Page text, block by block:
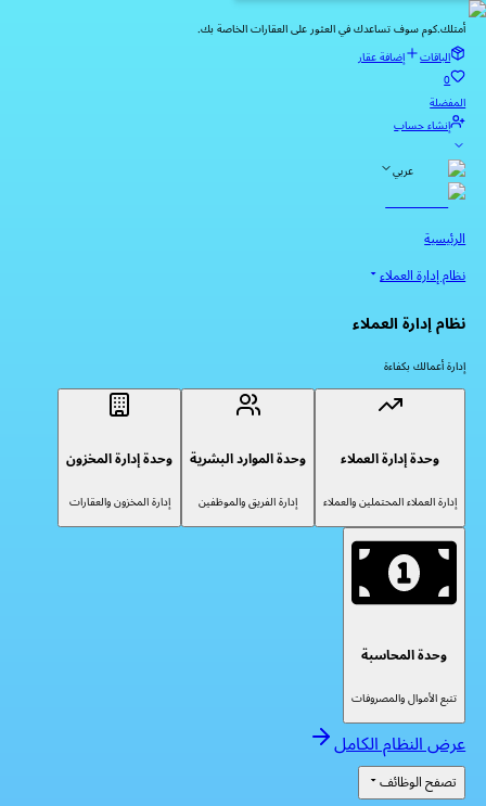
أمتلك.كوم سوف تساعدك في العثور على العقارات الخاصة بك.
الباقات
إضافة عقار
0
المفضلة
إنشاء حساب
عربي
الرئيسية
نظام إدارة العملاء
نظام إدارة العملاء
إدارة أعمالك بكفاءة
وحدة إدارة العملاء
إدارة العملاء المحتملين والعملاء
وحدة الموارد البشرية
إدارة الفريق والموظفين
وحدة إدارة المخزون
إدارة المخزون والعقارات
وحدة المحاسبة
تتبع الأموال والمصروفات
عرض النظام الكامل
تصفح الوظائف